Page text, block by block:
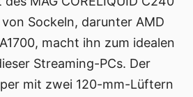
Sockeln, darunter AMD
macht ihn zum idealen
Streaming-PCs. Der
mit zwei 120-mm-Lüftern